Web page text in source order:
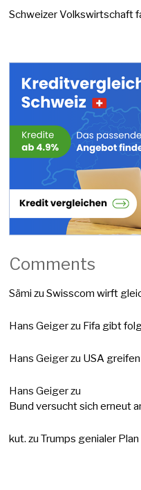
Schweizer Volkswirtschaft
Comments
Sämi zuSwisscom wirft
Hans Geigerzu Fifa gibt
Hans Geigerzu USA
Hans Geigerzu
Bund versucht sich erneut
kut. zuTrumps genialer Plan